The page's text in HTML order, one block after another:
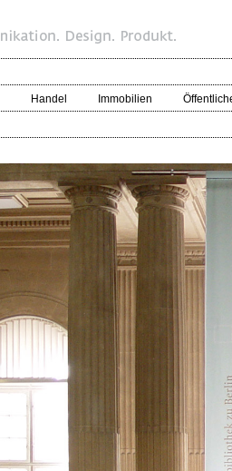
Handel Immobilien